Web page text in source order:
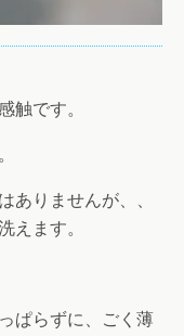
触です。
ありませんが、、
えます。
ぱらずに、ごく薄